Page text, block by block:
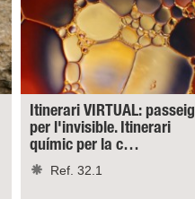
Itinerari VIRTUAL: passeig
per l'invisible. Itinerari
químic per la c…
Ref. 32.1